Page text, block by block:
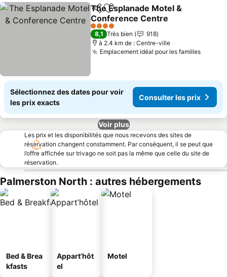
PartagerAjouter à mes favoris
The Esplanade Motel &
Conference Centre
Consulter les prix
4 Étoiles
8,1 Très bien
918
à 2.4 km de : Centre-ville
Emplacement idéal pour les familles
Sélectionnez des dates pour voir
les prix exacts
Consulter les prix
Voir plus
Les prix et les disponibilités que nous recevons des sites de
réservation changent constamment. Par conséquent, il se peut que
l’offre affichée sur trivago ne soit pas la même que celle du site de
réservation.
Palmerston North : autres hébergements
Bed & Brea
kfasts
Appart’hôt
el
Motel